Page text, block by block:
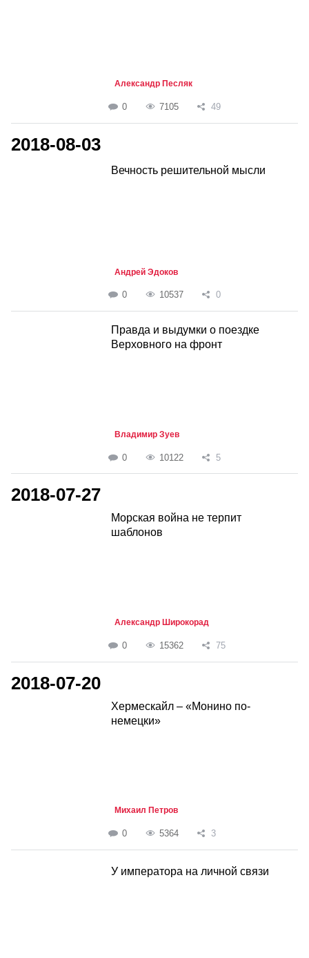
Александр Песляк
0 7105 49
2018-08-03
Вечность решительной мысли
Андрей Эдоков
0 10537 0
Правда и выдумки о поездке
Верховного на фронт
Владимир Зуев
0 10122 5
2018-07-27
Морская война не терпит
шаблонов
Александр Широкорад
0 15362 75
2018-07-20
Хермескайл – «Монино по-
немецки»
Михаил Петров
0 5364 3
У императора на личной связи